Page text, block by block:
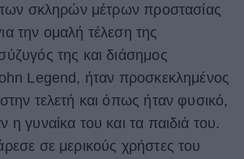
των σκληρών μέτρων προστασίας
την ομαλή τέλεση της
της και διάσημος
Legend, ήταν προσκεκλημένος
τελετή και όπως ήταν φυσικό,
η γυναίκα του και τα παιδιά του.
σε μερικούς χρήστες του